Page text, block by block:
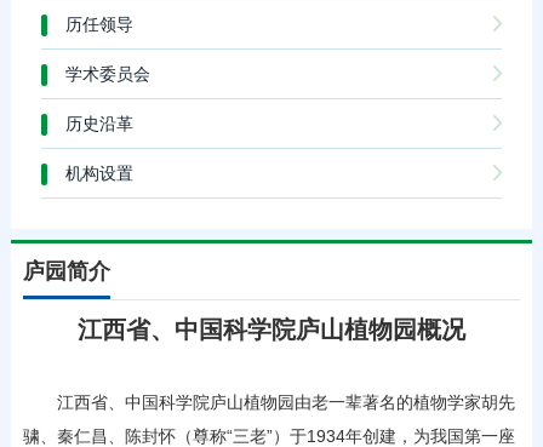
历任领导
学术委员会
历史沿革
机构设置
庐园简介
江西省、中国科学院庐山植物园概况
江西省、中国科学院庐山植物园由老一辈著名的植物学家胡先
骕、秦仁昌、陈封怀（尊称“三老”）于1934年创建，为我国第一座